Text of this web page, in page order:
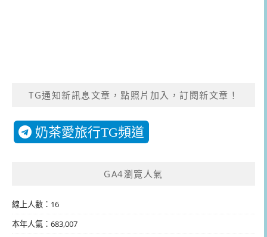
TG通知新訊息文章，點照片加入，訂閱新文章！
奶茶愛旅行TG頻道
GA4瀏覽人氣
線上人數：16
本年人氣：683,007